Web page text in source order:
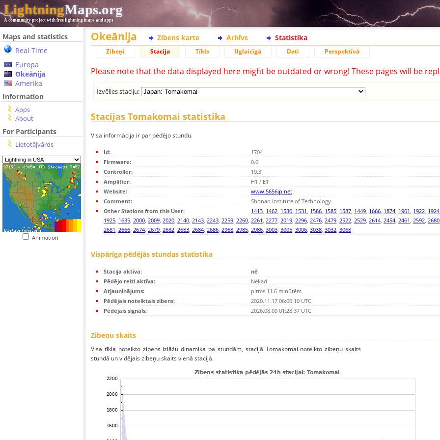
LightningMaps.org
A community project with free lightning maps and apps
Maps and statistics
Real Time
Europa
Okeānija
Amerika
Information
Apps
About
For Participants
Lietotājvārds
Animation
Okeānija Zibens karte Arhīvs Statistika
Zibeņi Stacija Tīkls Ilglaicīgā Dati Perspektīvā
Please note that the data displayed here might be outdated or wrong! These pages will be
Izvēlies staciju:
Stacijas Tomakomai statistika
Visa informācija ir par pēdējo stundu.
Id:
1704
Firmware:
0.0
Controller:
19.3
Amplifier:
H1 / E1
Website:
www.5656jp.net
Comment:
Shonan Institute of Technology
Other Stations from this User:
1413, 1462, 1530, 1531, 1586, 1585, 1587, 1449, 1666, 1874, 1901, 1922, 1924
1925, 1635, 2000, 2009, 2020, 2140, 2143, 2243, 2259, 2260, 2261, 2277, 2019, 2296, 2476, 2479, 2522, 2529, 2614, 2454, 2461, 2592, 2680
2681, 2666, 2674, 2679, 2682, 2683, 2684, 2686, 2968, 2985, 2986, 3003, 3005, 3006, 3038, 3032, 3068
Vispārīga pēdējās stundas statistika
Stacija aktīva:
nē
Pēdējo reizi aktīva:
Nekad
Atjauninājums:
pirms 11.6 minūtēm
Pēdējais noteiktais zibens:
2020.11.17 06:06:10 UTC
Pēdējais signāls:
2026.08.09 01:28:37 UTC
Zibeņu skaits
Visa tīkla noteikto zibens izlāžu dinamika pa stundām, stacijā Tomakomai noteikto zibeņu skaits
stundā un vidējais zibeņu skaits vienā stacijā.